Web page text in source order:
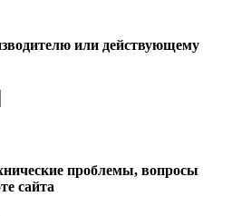
или действующему
проблемы, вопросы
сайта